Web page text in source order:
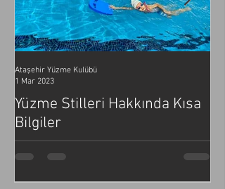
Yüzme Stilleri Hakkında Kısa
Bilgiler
Ataşehir Yüzme Kulübü
1 Mar 2023